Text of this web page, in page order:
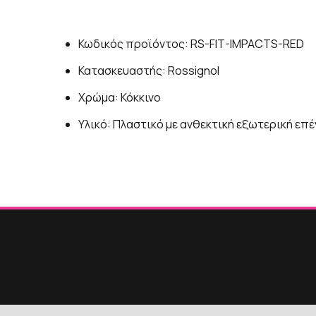
Κωδικός προϊόντος: RS-FIT-IMPACTS-RED
Κατασκευαστής: Rossignol
Χρώμα: Κόκκινο
Υλικό: Πλαστικό με ανθεκτική εξωτερική